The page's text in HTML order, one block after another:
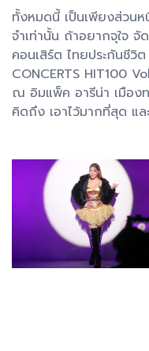
ทั้งหมดนี้ เป็นเพียงส่วนห
จำเท่านั้น ถ้าอยากจุใจ จั
คอนเสิร์ต ไทยประกันชีวิ
CONCERTS HIT100
ณ อิมแพ็ค อารีน่า เมือง
คิดถึง เอาไว้มากที่สุด แล